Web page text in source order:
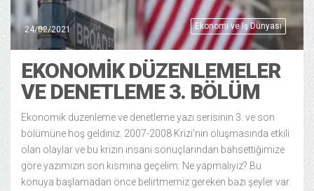
Ekonomi ve Iş Dünyası
24/02/2021
EKONOMIK DÜZENLEMELER
VE DENETLEME 3. BÖLÜM
Ekonomik düzenleme ve denetleme yazı serisinin 3. ve son
bölümüne hoş geldiniz. 2007-2008 Krizi’nin oluşmasında etkili
olan olaylar ve bu krizin insani sonuçlarından bahsettiğimize
göre yazımızın son kısmına geçelim: Ne yapmalıyız? Bu
konuya başlamadan önce belirtmemiz gereken bazı şeyler var.